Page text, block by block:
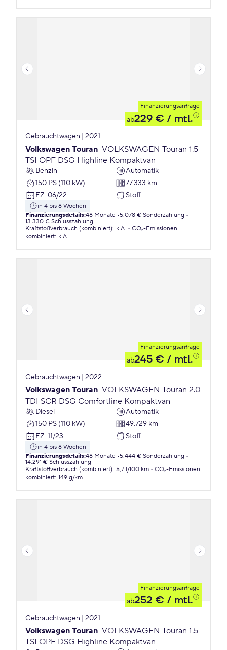
Finanzierungsanfrage
ab229 € / mtl.
Gebrauchtwagen | 2021
Volkswagen Touran VOLKSWAGEN Touran 1.5
TSI OPF DSG Highline Kompaktvan
Benzin
Automatik
150 PS (110 kW)
77.333 km
EZ: 06/22 Stoff
in 4 bis 8 Wochen
Finanzierungsdetails:48 Monate 5.078 € Sonderzahlung
13.330 € Schlusszahlung
Kraftstoffverbrauch (kombiniert): k.A.
CO₂-Emissionen
kombiniert: k.A.
Finanzierungsanfrage
ab245 € / mtl.
Gebrauchtwagen | 2022
Volkswagen Touran VOLKSWAGEN Touran 2.0
TDI SCR DSG Comfortline Kompaktvan
Diesel
Automatik
150 PS (110 kW)
49.729 km
EZ: 11/23 Stoff
in 4 bis 8 Wochen
Finanzierungsdetails:48 Monate 5.444 € Sonderzahlung
14.291 € Schlusszahlung
Kraftstoffverbrauch (kombiniert): 5,7 l/100 km
CO₂-Emissionen
kombiniert: 149 g/km
Finanzierungsanfrage
ab252 € / mtl.
Gebrauchtwagen | 2021
Volkswagen Touran VOLKSWAGEN Touran 1.5
TSI OPF DSG Highline Kompaktvan